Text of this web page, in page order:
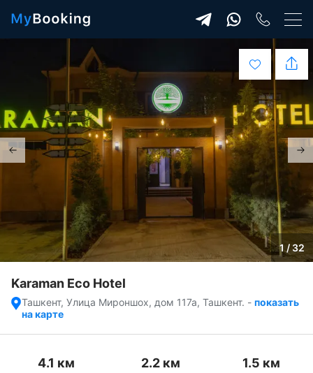
1 / 32
Karaman Eco Hotel
Ташкент, Улица Мироншох, дом 117а, Ташкент. - показать
на карте
4.1 км 2.2км 1.5 км